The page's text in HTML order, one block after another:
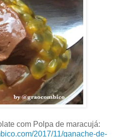
com Polpa de maracujá:
2017/11/ganache-de-